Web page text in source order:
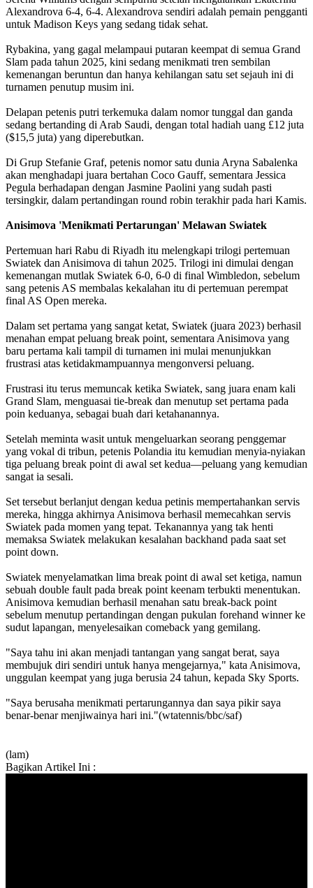
Alexandrova 6-4, 6-4. Alexandrova sendiri adalah pemain pengganti
untuk Madison Keys yang sedang tidak sehat.
Rybakina, yang gagal melampaui putaran keempat di semua Grand
Slam pada tahun 2025, kini sedang menikmati tren sembilan
kemenangan beruntun dan hanya kehilangan satu set sejauh ini di
turnamen penutup musim ini.
Delapan petenis putri terkemuka dalam nomor tunggal dan ganda
sedang bertanding di Arab Saudi, dengan total hadiah uang £12 juta
($15,5 juta) yang diperebutkan.
Di Grup Stefanie Graf, petenis nomor satu dunia Aryna Sabalenka
akan menghadapi juara bertahan Coco Gauff, sementara Jessica
Pegula berhadapan dengan Jasmine Paolini yang sudah pasti
tersingkir, dalam pertandingan round robin terakhir pada hari Kamis.
Anisimova 'Menikmati Pertarungan' Melawan Swiatek
Pertemuan hari Rabu di Riyadh itu melengkapi trilogi pertemuan
Swiatek dan Anisimova di tahun 2025. Trilogi ini dimulai dengan
kemenangan mutlak Swiatek 6-0, 6-0 di final Wimbledon, sebelum
sang petenis AS membalas kekalahan itu di pertemuan perempat
final AS Open mereka.
Dalam set pertama yang sangat ketat, Swiatek (juara 2023) berhasil
menahan empat peluang break point, sementara Anisimova yang
baru pertama kali tampil di turnamen ini mulai menunjukkan
frustrasi atas ketidakmampuannya mengonversi peluang.
Frustrasi itu terus memuncak ketika Swiatek, sang juara enam kali
Grand Slam, menguasai tie-break dan menutup set pertama pada
poin keduanya, sebagai buah dari ketahanannya.
Setelah meminta wasit untuk mengeluarkan seorang penggemar
yang vokal di tribun, petenis Polandia itu kemudian menyia-nyiakan
tiga peluang break point di awal set kedua—peluang yang kemudian
sangat ia sesali.
Set tersebut berlanjut dengan kedua petinis mempertahankan servis
mereka, hingga akhirnya Anisimova berhasil memecahkan servis
Swiatek pada momen yang tepat. Tekanannya yang tak henti
memaksa Swiatek melakukan kesalahan backhand pada saat set
point down.
Swiatek menyelamatkan lima break point di awal set ketiga, namun
sebuah double fault pada break point keenam terbukti menentukan.
Anisimova kemudian berhasil menahan satu break-back point
sebelum menutup pertandingan dengan pukulan forehand winner ke
sudut lapangan, menyelesaikan comeback yang gemilang.
"Saya tahu ini akan menjadi tantangan yang sangat berat, saya
membujuk diri sendiri untuk hanya mengejarnya," kata Anisimova,
unggulan keempat yang juga berusia 24 tahun, kepada Sky Sports.
"Saya berusaha menikmati pertarungannya dan saya pikir saya
benar-benar menjiwainya hari ini."(wtatennis/bbc/saf)
(lam)
Bagikan Artikel Ini :